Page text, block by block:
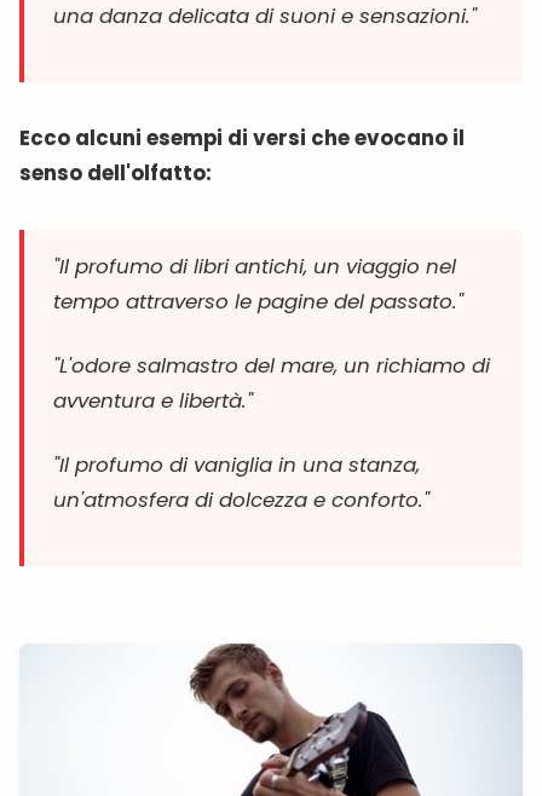
una danza delicata di suoni e sensazioni."
Ecco alcuni esempi di versi che evocano il
senso dell'olfatto:
"Il profumo di libri antichi, un viaggio nel
tempo attraverso le pagine del passato."
"L'odore salmastro del mare, un richiamo di
avventura e libertà."
"Il profumo di vaniglia in una stanza,
un'atmosfera di dolcezza e conforto."